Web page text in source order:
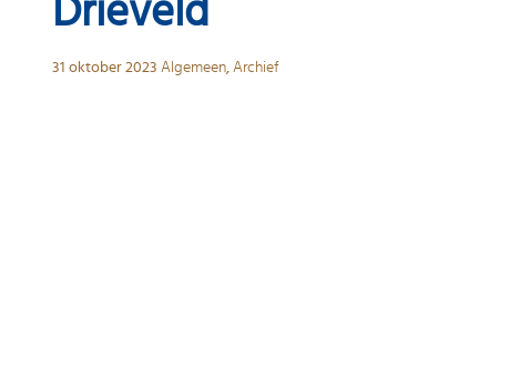
Drieveld
31 oktober 2023 Algemeen, Archief